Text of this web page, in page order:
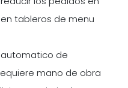
tableros de menu
de
mano de obra